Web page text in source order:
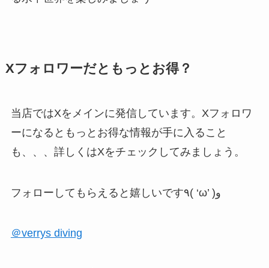
Xフォロワーだともっとお得？
当店ではXをメインに発信しています。Xフォロワ
ーになるともっとお得な情報が手に入ること
も、、、詳しくはXをチェックしてみましょう。
フォローしてもらえると嬉しいです٩( ‘ω’ )و
＠verrys diving